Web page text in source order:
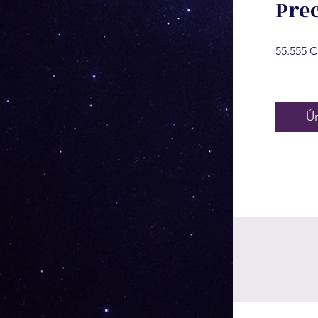
55.555